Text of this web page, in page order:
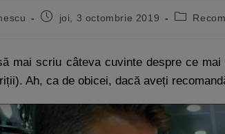
joi, 3 octombrie 2019
mai scriu câteva cuvinte despre ce
Ah, ca de obicei, dacă aveți